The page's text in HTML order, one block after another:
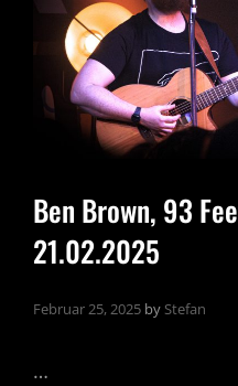
Ben Brown, 93
21.02.2025
Februar 25, 2025 by Stefan
…